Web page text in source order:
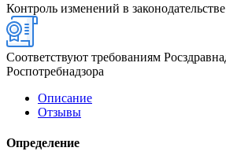
Контроль изменений в законодательстве
Соответствуют требованиям
Роспотребнадзора
Описание
Отзывы
Определение